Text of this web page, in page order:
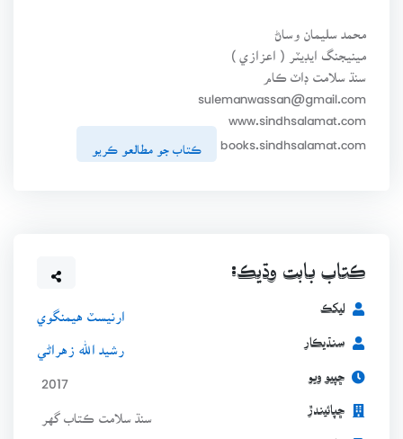
محمد سليمان وساڻ
مينيجنگ ايڊيٽر ( اعزازي )
سنڌ سلامت ڊاٽ ڪام
sulemanwassan@gmail.com
www.sindhsalamat.com
books.sindhsalamat.com
ڪتاب جو مطالعو ڪريو
ڪتاب بابت وڌيڪ:
ليکڪ ارنيسٽ هيمنگوي
سنڌيڪار رشيد اللہ زهراڻي
ڇپيو ويو 2017
ڇپائيندڙ سنڌ سلامت ڪتاب گهر